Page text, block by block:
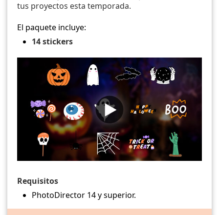
tus proyectos esta temporada.
El paquete incluye:
14 stickers
Requisitos
PhotoDirector 14 y superior.